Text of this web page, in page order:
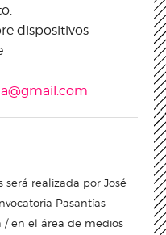
dispositivos
será realizada por José
Pasantías
/ en el área de medios